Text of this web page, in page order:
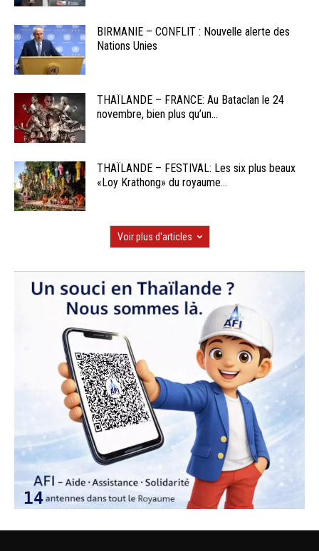
BIRMANIE – CONFLIT : Nouvelle alerte des
Nations Unies
THAÏLANDE – FRANCE: Au Bataclan le 24
novembre, bien plus qu’un...
THAÏLANDE – FESTIVAL: Les six plus beaux
«Loy Krathong» du royaume...
Voir plus d'articles